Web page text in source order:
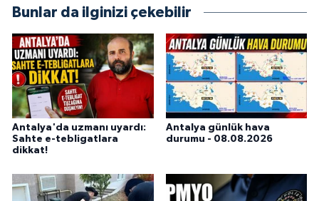
Bunlar da ilginizi çekebilir
Antalya'da uzmanı uyardı:
Sahte e-tebligatlara
dikkat!
Antalya günlük hava
durumu - 08.08.2026